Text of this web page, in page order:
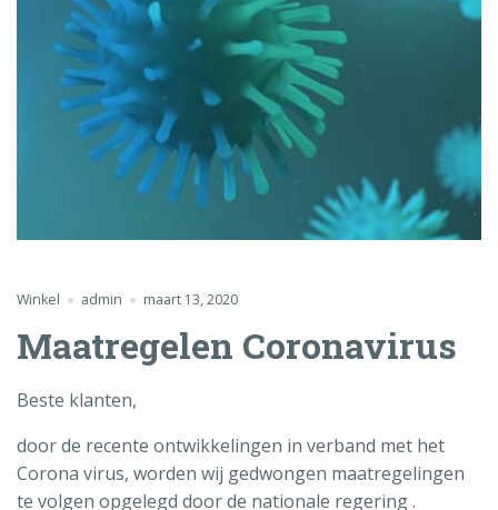
Winkel admin maart 13, 2020
Maatregelen Coronavirus
Beste klanten,
door de recente ontwikkelingen in verband met het
Corona virus, worden wij gedwongen maatregelingen
te volgen opgelegd door de nationale regering .